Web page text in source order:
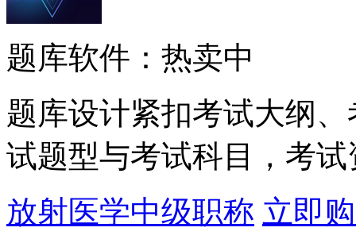
题库软件：热卖中
题库设计紧扣考试大纲
试题型与考试科目，考
放射医学中级职称 立即